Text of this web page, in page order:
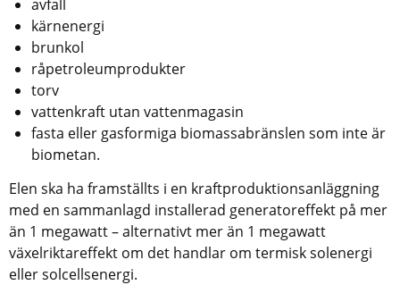
avfall
kärnenergi
brunkol
råpetroleumprodukter
torv
vattenkraft utan vattenmagasin
fasta eller gasformiga biomassabränslen som inte är
biometan.
Elen ska ha framställts i en kraftproduktionsanläggning
med en sammanlagd installerad generatoreffekt på mer
än 1 megawatt – alternativt mer än 1 megawatt
växelriktareffekt om det handlar om termisk solenergi
eller solcellsenergi.